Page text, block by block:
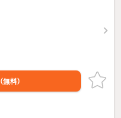
（無料）